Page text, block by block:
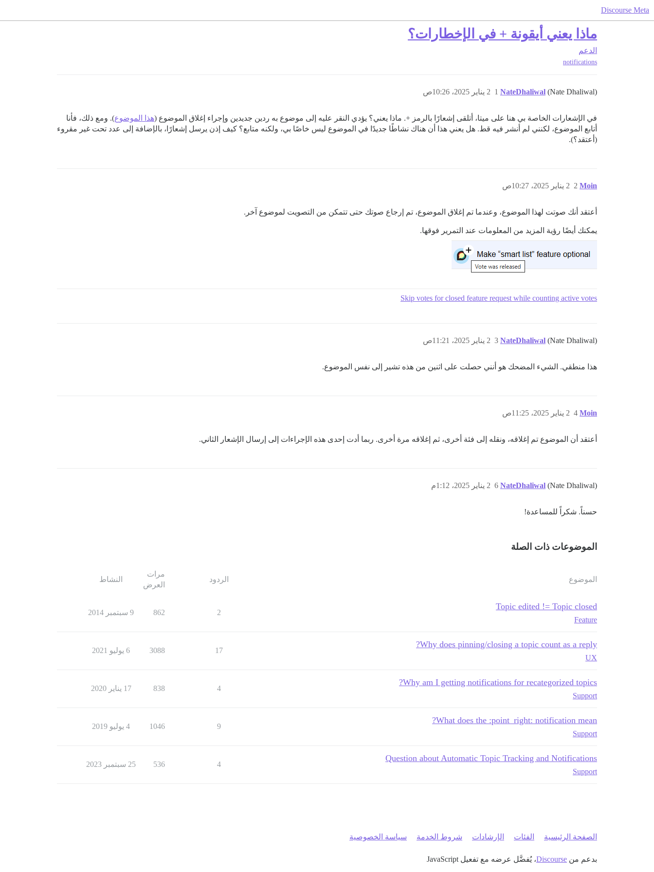
Discourse Meta
ماذا يعني أيقونة + في الإخطارات؟
الدعم
notifications
NateDhaliwal (Nate Dhaliwal) 2 يناير 2025، 10:26ص 1
في الإشعارات الخاصة بي هنا على ميتا، أتلقى إشعارًا بالرمز +. ماذا يعني؟ يؤدي النقر عليه إلى موضوع به ردين جديدين وإجراء إغلاق الموضوع (هذا الموضوع). ومع ذلك، فأنا
أتابع الموضوع، لكنني لم أنشر فيه قط. هل يعني هذا أن هناك نشاطًا جديدًا في الموضوع ليس خاصًا بي، ولكنه متابع؟ كيف إذن يرسل إشعارًا، بالإضافة إلى عدد تحت غير مقروء
(أعتقد؟).
Moin 2 يناير 2025، 10:27ص 2
أعتقد أنك صوتت لهذا الموضوع، وعندما تم إغلاق الموضوع، تم إرجاع صوتك حتى تتمكن من التصويت لموضوع آخر.
يمكنك أيضًا رؤية المزيد من المعلومات عند التمرير فوقها.
Skip votes for closed feature request while counting active votes
NateDhaliwal (Nate Dhaliwal) 2 يناير 2025، 11:21ص 3
هذا منطقي. الشيء المضحك هو أنني حصلت على اثنين من هذه تشير إلى نفس الموضوع.
Moin 2 يناير 2025، 11:25ص 4
أعتقد أن الموضوع تم إغلاقه، ونقله إلى فئة أخرى، ثم إغلاقه مرة أخرى. ربما أدت إحدى هذه الإجراءات إلى إرسال الإشعار الثاني.
NateDhaliwal (Nate Dhaliwal) 2 يناير 2025، 1:12م 6
حسناً. شكراً للمساعدة!
الموضوعات ذات الصلة
الموضوع الردود
مرات
العرض
النشاط
Topic edited != Topic closed
Feature
2
862 9 سبتمبر 2014
Why does pinning/closing a topic count as a reply?
UX
17
3088 6 يوليو 2021
Why am I getting notifications for recategorized topics?
Support
4
838 17 يناير 2020
What does the :point_right: notification mean?
Support
9
1046 4 يوليو 2019
Question about Automatic Topic Tracking and Notifications
Support
4
536 25 سبتمبر 2023
الصفحة الرئيسية الفئات الإرشادات شروط الخدمة سياسة الخصوصية
بدعم من Discourse، يُفضَّل عرضه مع تفعيل JavaScript